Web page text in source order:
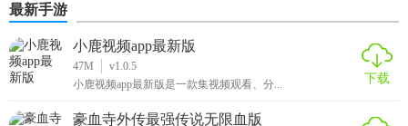
最新手游
小鹿视频app最新版
47M
v1.0.5
小鹿视频app最新版是一款集视频观看、分...
下载
豪血寺外传最强传说无限血版